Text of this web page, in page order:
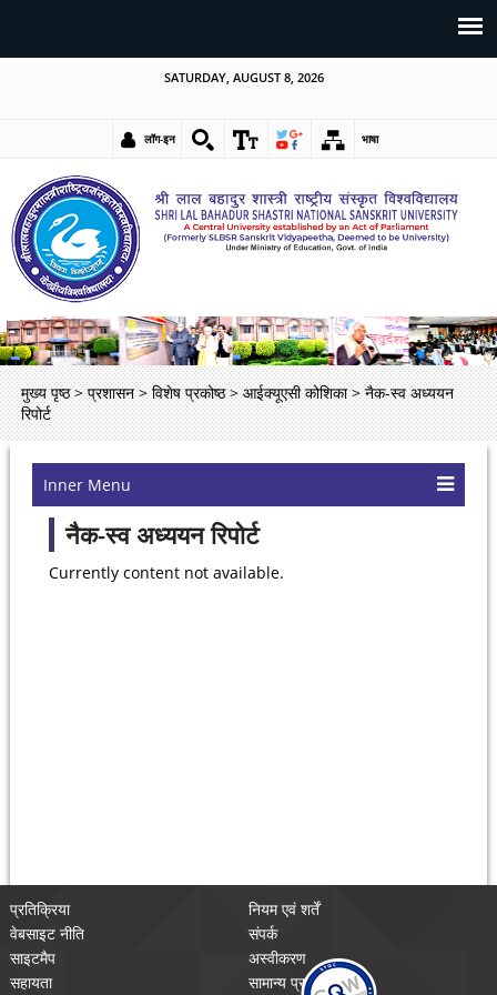
SATURDAY, AUGUST 8, 2026
लॉग-इन भाषा
मुख्य पृष्ठ > प्रशासन > विशेष प्रकोष्ठ > आईक्यूएसी कोशिका > नैक-स्व अध्ययन
रिपोर्ट
Inner Menu
नैक-स्व अध्ययन रिपोर्ट
Currently content not available.
प्रतिक्रिया
नियम एवं शर्तें
वेबसाइट नीति
संपर्क
साइटमैप
अस्वीकरण
सहायता
सामान्य प्रश्न